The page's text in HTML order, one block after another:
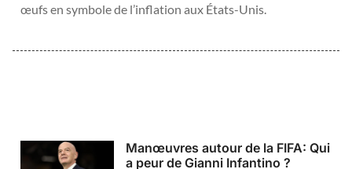
œufs en symbole de l’inflation aux États-Unis.
Manœuvres autour de la FIFA: Qui
a peur de Gianni Infantino ?